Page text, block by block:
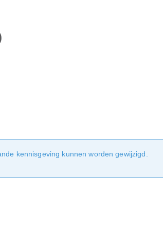
kennisgeving kunnen worden gewijzigd.